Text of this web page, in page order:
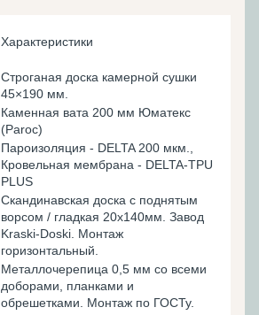
Характеристики
Строганая доска камерной сушки
45×190 мм.
Каменная вата 200 мм Юматекс
(Paroc)
Пароизоляция - DELTA 200 мкм.,
Кровельная мембрана - DELTA-TPU
PLUS
Скандинавская доска с поднятым
ворсом / гладкая 20х140мм. Завод
Kraski-Doski. Монтаж
горизонтальный.
Металлочерепица 0,5 мм со всеми
доборами, планками и
обрешетками. Монтаж по ГОСТу.